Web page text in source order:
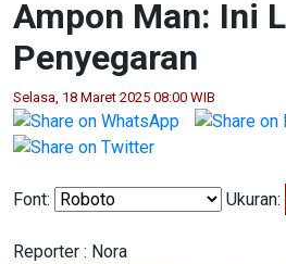
Ampon Man: Ini
Penyegaran
Selasa, 18 Maret 2025 08:00 WIB
Font: Ukuran:
Reporter : Nora